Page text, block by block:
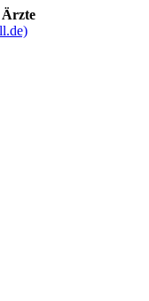
Ärzte